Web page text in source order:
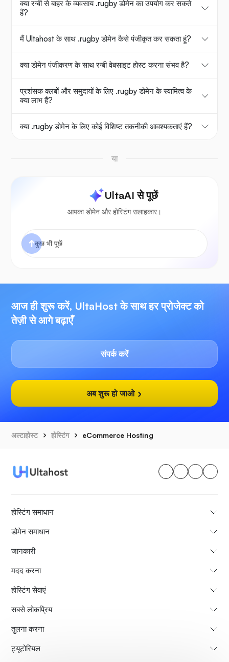
क्या रग्बी से बाहर के व्यवसाय .rugby डोमेन का उपयोग कर सकते
हैं?
मैं Ultahost के साथ .rugby डोमेन कैसे पंजीकृत कर सकता हूं?
क्या डोमेन पंजीकरण के साथ रग्बी वेबसाइट होस्ट करना संभव है?
प्रशंसक क्लबों और समुदायों के लिए .rugby डोमेन के स्वामित्व के
क्या लाभ हैं?
क्या .rugby डोमेन के लिए कोई विशिष्ट तकनीकी आवश्यकताएं हैं?
या
UltaAI से पूछें
आपका डोमेन और होस्टिंग सलाहकार।
आज ही शुरू करें, UltaHost के साथ हर प्रोजेक्ट को
तेज़ी से आगे बढ़ाएँ
संपर्क करें
अब शुरू हो जाओ
अल्टाहोस्ट होस्टिंग eCommerce Hosting
होस्टिंग समाधान
डोमेन समाधान
जानकारी
मदद करना
होस्टिंग सेवाएं
सबसे लोकप्रिय
तुलना करना
ट्यूटोरियल